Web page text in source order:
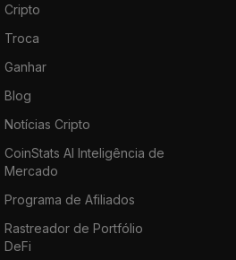
Cripto
Troca
Ganhar
Blog
Notícias Cripto
CoinStats AI Inteligência de
Mercado
Programa de Afiliados
Rastreador de Portfólio
DeFi